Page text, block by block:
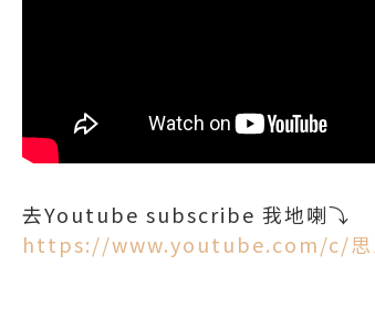
去Youtube subscribe 我地喇⤵️
https://www.youtube.com/c/思